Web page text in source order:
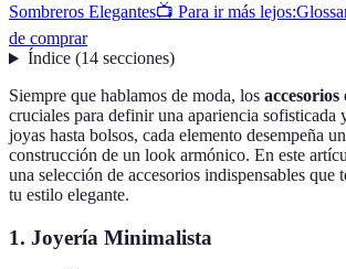
Sombreros Elegantes📺 Para ir más lejos:
de comprar
Índice(14 secciones)
Siempre que hablamos de moda, los accesorios
cruciales para definir una apariencia sofisticada
joyas hasta bolsos, cada elemento desempeña
construcción de un look armónico. En este
una selección de accesorios indispensables que
tu estilo elegante.
1. Joyería Minimalista